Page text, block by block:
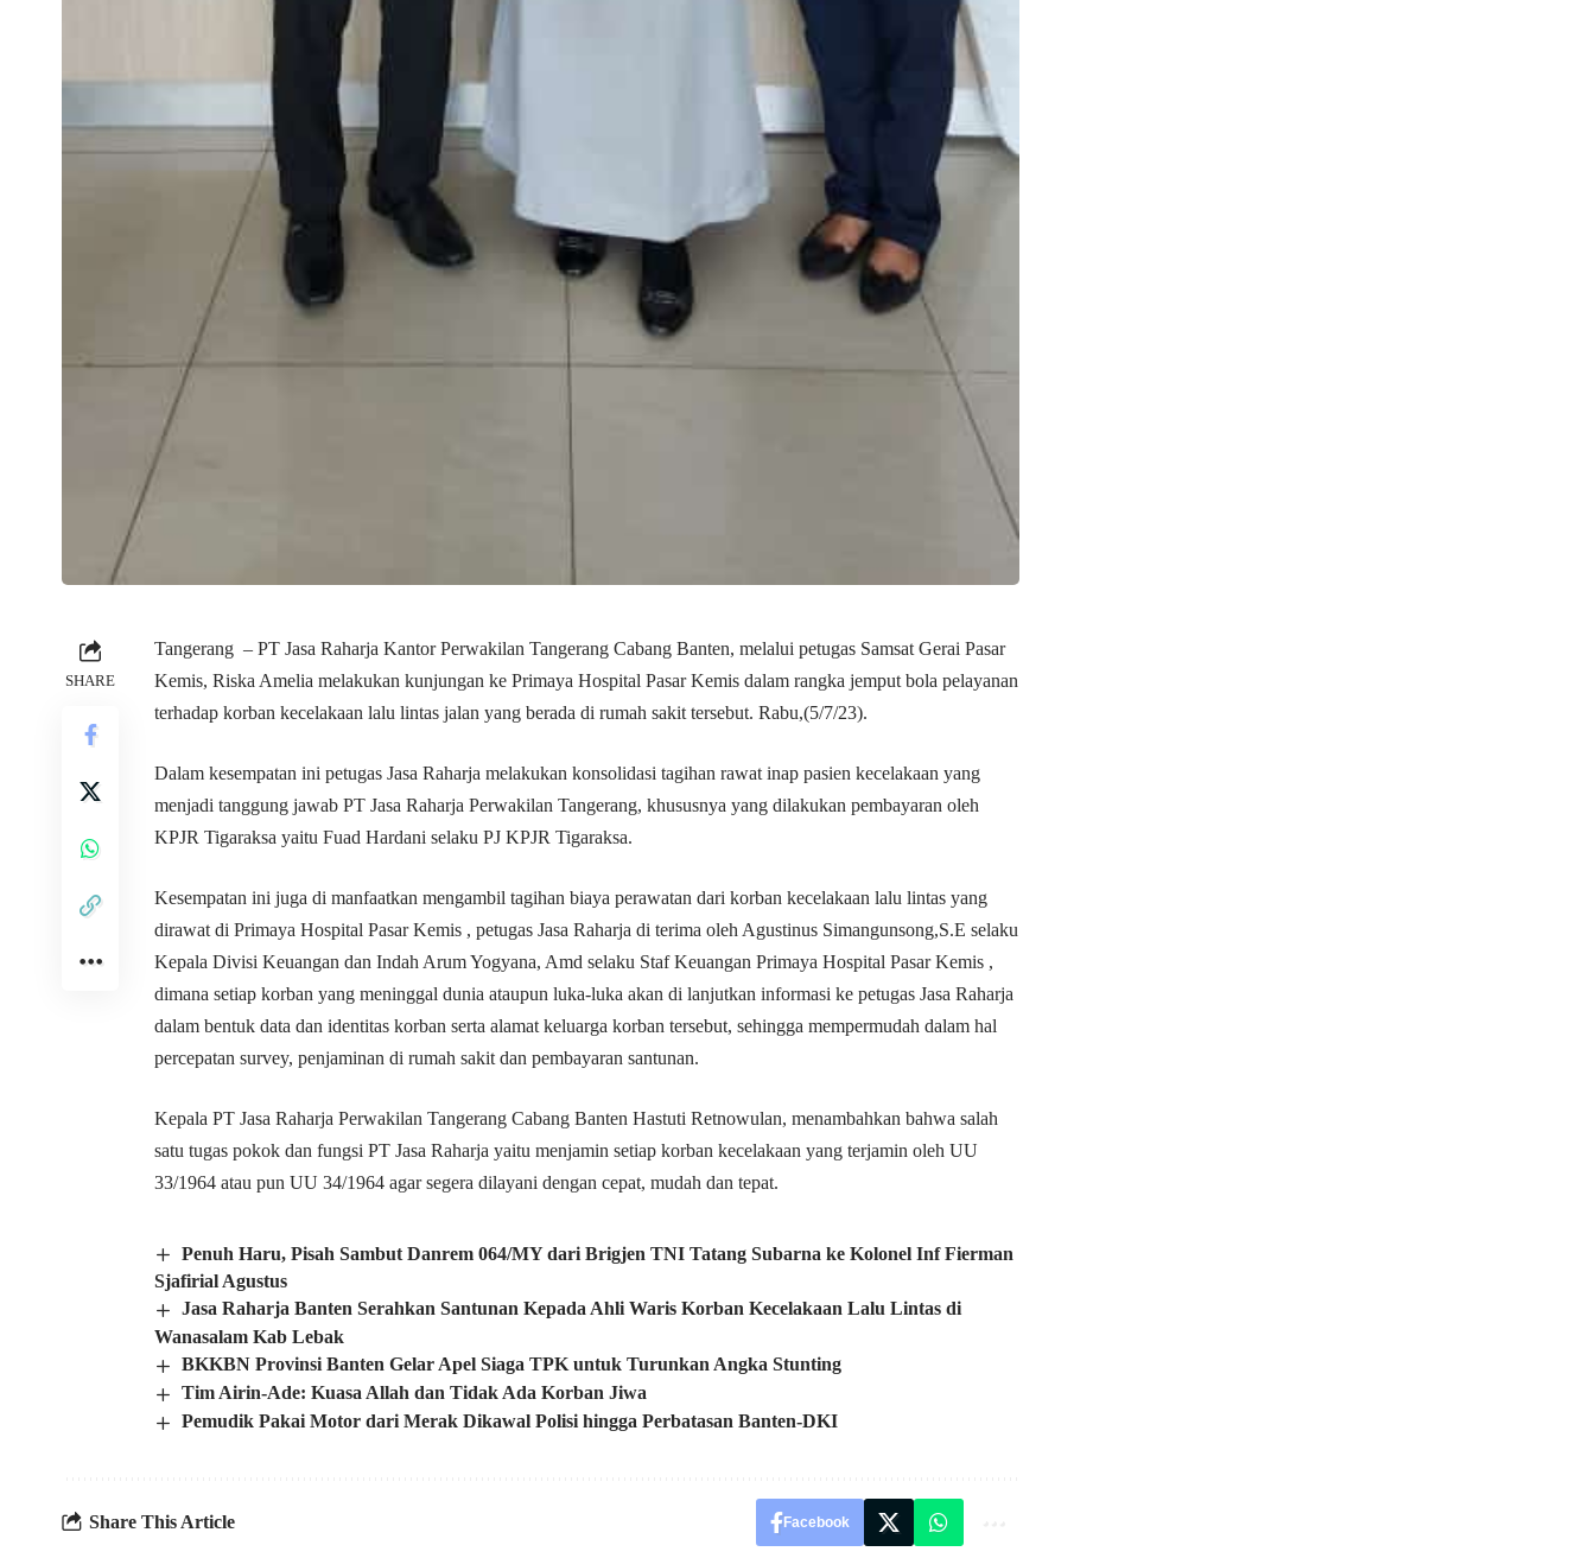
SHARE
Tangerang – PT Jasa Raharja Kantor Perwakilan Tangerang Cabang Banten, melalui petugas Samsat Gerai Pasar
Kemis, Riska Amelia melakukan kunjungan ke Primaya Hospital Pasar Kemis dalam rangka jemput bola pelayanan
terhadap korban kecelakaan lalu lintas jalan yang berada di rumah sakit tersebut. Rabu,(5/7/23).
Dalam kesempatan ini petugas Jasa Raharja melakukan konsolidasi tagihan rawat inap pasien kecelakaan yang
menjadi tanggung jawab PT Jasa Raharja Perwakilan Tangerang, khususnya yang dilakukan pembayaran oleh
KPJR Tigaraksa yaitu Fuad Hardani selaku PJ KPJR Tigaraksa.
Kesempatan ini juga di manfaatkan mengambil tagihan biaya perawatan dari korban kecelakaan lalu lintas yang
dirawat di Primaya Hospital Pasar Kemis , petugas Jasa Raharja di terima oleh Agustinus Simangunsong,S.E selaku
Kepala Divisi Keuangan dan Indah Arum Yogyana, Amd selaku Staf Keuangan Primaya Hospital Pasar Kemis ,
dimana setiap korban yang meninggal dunia ataupun luka-luka akan di lanjutkan informasi ke petugas Jasa Raharja
dalam bentuk data dan identitas korban serta alamat keluarga korban tersebut, sehingga mempermudah dalam hal
percepatan survey, penjaminan di rumah sakit dan pembayaran santunan.
Kepala PT Jasa Raharja Perwakilan Tangerang Cabang Banten Hastuti Retnowulan, menambahkan bahwa salah
satu tugas pokok dan fungsi PT Jasa Raharja yaitu menjamin setiap korban kecelakaan yang terjamin oleh UU
33/1964 atau pun UU 34/1964 agar segera dilayani dengan cepat, mudah dan tepat.
Penuh Haru, Pisah Sambut Danrem 064/MY dari Brigjen TNI Tatang Subarna ke Kolonel Inf Fierman
Sjafirial Agustus
Jasa Raharja Banten Serahkan Santunan Kepada Ahli Waris Korban Kecelakaan Lalu Lintas di
Wanasalam Kab Lebak
BKKBN Provinsi Banten Gelar Apel Siaga TPK untuk Turunkan Angka Stunting
Tim Airin-Ade: Kuasa Allah dan Tidak Ada Korban Jiwa
Pemudik Pakai Motor dari Merak Dikawal Polisi hingga Perbatasan Banten-DKI
Share This Article Facebook